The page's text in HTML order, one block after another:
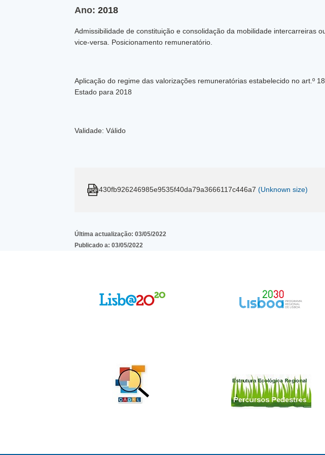
Ano: 2018
Admissibilidade de constituição e consolidação da mobilidade intercarreiras
vice-versa. Posicionamento remuneratório.
Aplicação do regime das valorizações remuneratórias estabelecido no art.º
Estado para 2018
Validade: Válido
430fb926246985e9535f40da79a3666117c446a7 (Unknown size)
Última actualização: 03/05/2022
Publicado a: 03/05/2022